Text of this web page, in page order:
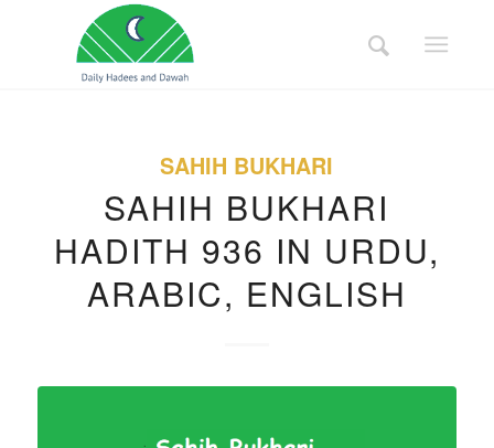
SAHIH BUKHARI
SAHIH BUKHARI
HADITH 936 IN URDU,
ARABIC, ENGLISH